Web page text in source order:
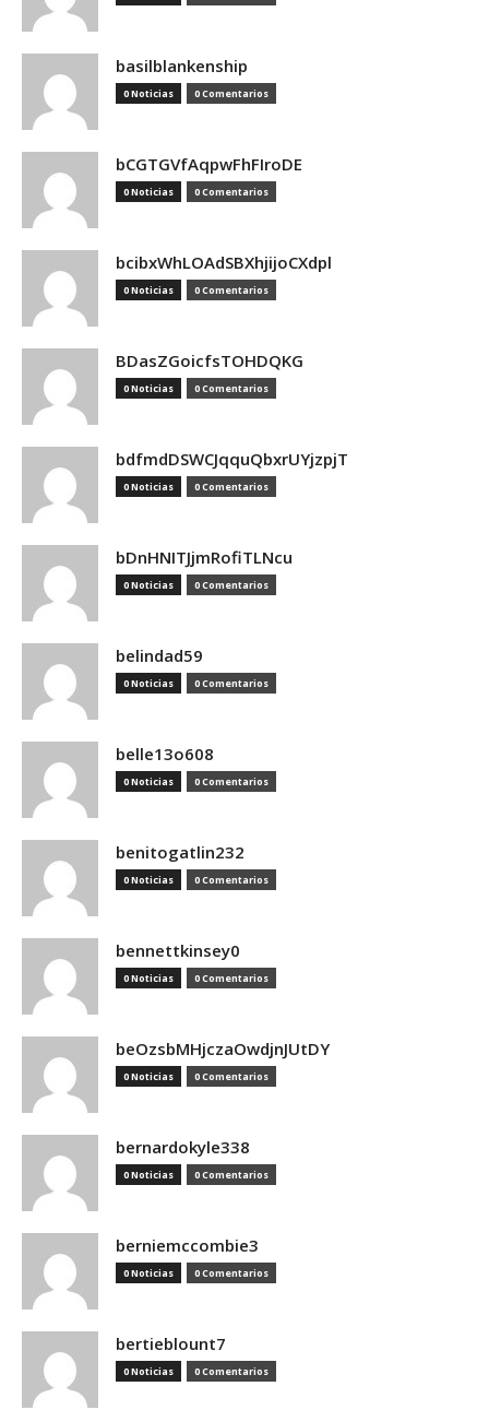
basilblankenship
0 Noticias 0 Comentarios
bCGTGVfAqpwFhFIroDE
0 Noticias 0 Comentarios
bcibxWhLOAdSBXhjijoCXdpl
0 Noticias 0 Comentarios
BDasZGoicfsTOHDQKG
0 Noticias 0 Comentarios
bdfmdDSWCJqquQbxrUYjzpjT
0 Noticias 0 Comentarios
bDnHNITJjmRofiTLNcu
0 Noticias 0 Comentarios
belindad59
0 Noticias 0 Comentarios
belle13o608
0 Noticias 0 Comentarios
benitogatlin232
0 Noticias 0 Comentarios
bennettkinsey0
0 Noticias 0 Comentarios
beOzsbMHjczaOwdjnJUtDY
0 Noticias 0 Comentarios
bernardokyle338
0 Noticias 0 Comentarios
berniemccombie3
0 Noticias 0 Comentarios
bertieblount7
0 Noticias 0 Comentarios